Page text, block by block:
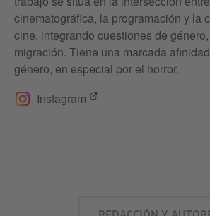
cinematográfica, la programación y la
cine, integrando cuestiones de
migración. Tiene una marcada
género, en especial por el horror.
Instagram